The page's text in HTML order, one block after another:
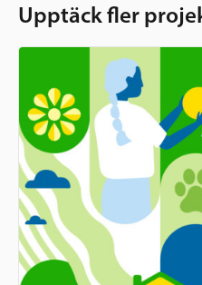
Upptäck fler